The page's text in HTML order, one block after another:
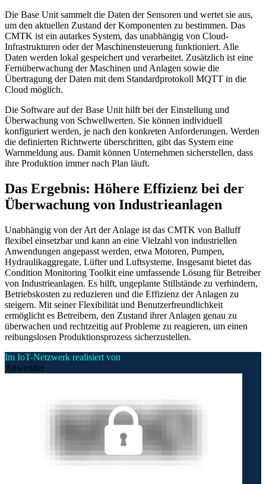
Die Base Unit sammelt die Daten der Sensoren und wertet sie aus,
um den aktuellen Zustand der Komponenten zu bestimmen. Das
CMTK ist ein autarkes System, das unabhängig von Cloud-
Infrastrukturen oder der Maschinensteuerung funktioniert. Alle
Daten werden lokal gespeichert und verarbeitet. Zusätzlich ist eine
Fernüberwachung der Maschinen und Anlagen sowie die
Übertragung der Daten mit dem Standardprotokoll MQTT in die
Cloud möglich.
Die Software auf der Base Unit hilft bei der Einstellung und
Überwachung von Schwellwerten. Sie können individuell
konfiguriert werden, je nach den konkreten Anforderungen. Werden
die definierten Richtwerte überschritten, gibt das System eine
Warnmeldung aus. Damit können Unternehmen sicherstellen, dass
ihre Produktion immer nach Plan läuft.
Das Ergebnis: Höhere Effizienz bei der
Überwachung von Industrieanlagen
Unabhängig von der Art der Anlage ist das CMTK von Balluff
flexibel einsetzbar und kann an eine Vielzahl von industriellen
Anwendungen angepasst werden, etwa Motoren, Pumpen,
Hydraulikaggregate, Lüfter und Luftsysteme. Insgesamt bietet das
Condition Monitoring Toolkit eine umfassende Lösung für Betreiber
von Industrieanlagen. Es hilft, ungeplante Stillstände zu verhindern,
Betriebskosten zu reduzieren und die Effizienz der Anlagen zu
steigern. Mit seiner Flexibilität und Benutzerfreundlichkeit
ermöglicht es Betreibern, den Zustand ihrer Anlagen genau zu
überwachen und rechtzeitig auf Probleme zu reagieren, um einen
reibungslosen Produktionsprozess sicherzustellen.
Im IoT-Netzwerk realisiert von
Anwender